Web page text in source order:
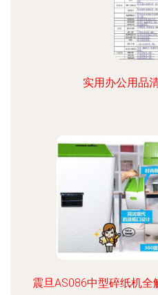
实用办公用品
震旦AS086中型碎纸机